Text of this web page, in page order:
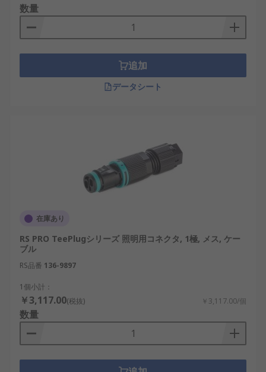
照明用コネクタと壁面電源コンセントは、電力を供
給する点では共通していますが、用途と設計思想は
大きく異なります。照明用コネクタは照明器具専用
として設計されており、誤接続を防ぐ構造や施工性
具用コネクタが選定されるケースが多く見られま
照明用コネクタの種類
照明用コネクタには、設置方法や使用環境、対応電
することで、照明設備の効率的な構築が可能になり
ます。
プラグイン型照明用コネクタ
で接続でき、施工時間を短縮できます。
防水型照明用コネクタ
境で使用され、耐環境性に優れています。
数の照明器具へ配線できます。
数量
追加
データシート
在庫あり
RS PRO TeePlugシリーズ 照明用コネクタ, 1極, メス, ケー
ブル
RS品番 136-9897
1個小計：
￥3,117.00(税抜) ￥3,117.00/個
数量